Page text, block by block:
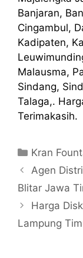
Banjaran,
Cingambul,
Kadipaten,
Malausma,
Sindang,
Talaga,.
Terimakasih.
Kategori
Kran
Agen
Blitar Jawa
Harga
Lampung